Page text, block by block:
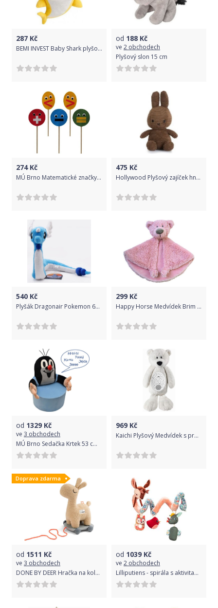
287 Kč
BEMI INVEST Baby Shark plyšový 30 cm na baterie se zvukem Barva: růžová
od 188 Kč
ve 2 obchodech
Plyšový slon 15 cm
274Kč
MÚ Brno Matematické značky, 5dílná sada, výuková pomůcka
475 Kč
Hollywood Plyšový zajíček hnědý menčester - Miffy (23 cm)
540 Kč
Plyšák Dragonair Pokemon 60 cm
299 Kč
Happy Horse Medvídek Brim přítulka vel. 29 cm
od 1329 Kč
ve 3 obchodech
MÚ Brno Sedačka Krtek 53 cm mluvící
969 Kč
Kaichi Plyšový Medvídek s projektorem - bílý
Doprava zdarma
od 1511 Kč
ve 3 obchodech
DONE BY DEER Hračka na kolečkách 2v1 Lalee - písková
od 1039 Kč
ve 2 obchodech
Lilliputiens - spirála s aktivitami - Les jelínka Stely